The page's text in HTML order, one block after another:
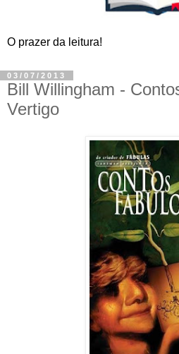
O prazer da leitura!
03/07/2013
Bill Willingham -
Vertigo